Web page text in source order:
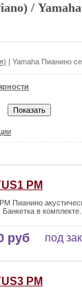
/
| Yamaha Пианино
PM
Пианино
Банкетка в
руб под
PM